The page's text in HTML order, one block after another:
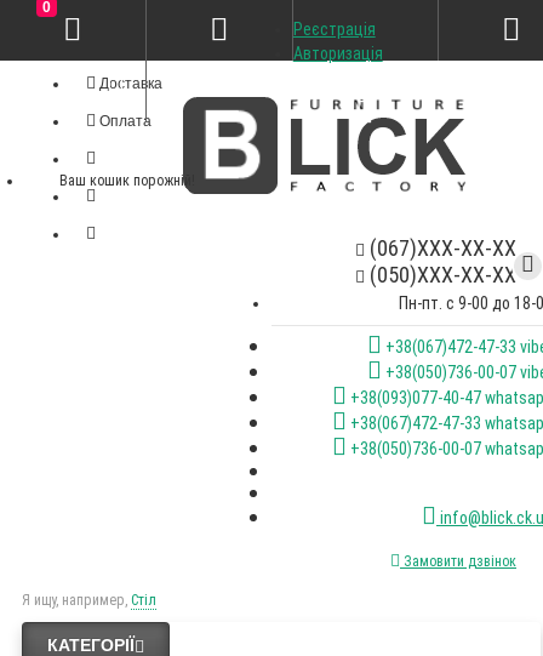
Доставка
Оплата
(067)XXX-XX-XX
(050)XXX-XX-XX
Пн-пт. с 9-00 до 18-
+38(067)472-47-33
+38(050)736-00-07
+38(093)077-40-47
+38(067)472-47-33
+38(050)736-00-07
Замовити дзвінок
Я ищу, например, Стіл
Реєстрація
Авторизація
0
Ваш кошик порожній!
КАТЕГОРІЇ